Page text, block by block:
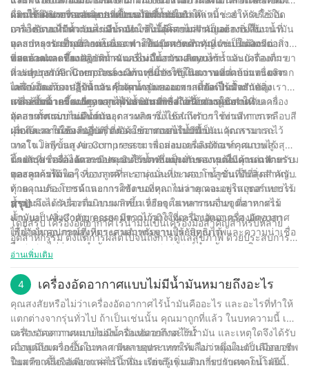
ดื่ม การผลิตยา และอุตสาหกรรมอิเล็กทรอนิกส์
แทนน้ำมัน การออกแบบที่เป็นนวัตกรรมใหม่เหล่านี้ช่วยให้เครื่องอัด
อากาศแบบไร้น้ำมันสามารถทำงานได้โดยไม่จำเป็นต้องเปลี่ยนน้ำมัน
และบำรุงรักษาอย่างต่อเนื่อง ทำให้ประหยัดต้นทุนและเป็นมิตรต่อสิ่ง
แวดล้อมมากขึ้น
ผลิตได้จึงปราศจากสิ่งปนเปื้อนจากน้ำมัน ทำให้เหมาะสำหรับใช้ใน
การใช้งานที่มีความละเอียดอ่อน สิ่งนี้มีความสำคัญอย่างยิ่งใน
อุตสาหกรรมที่คุณภาพของอากาศอัดมีความสำคัญ เช่น ในสถาน
พยาบาลและห้องปฏิบัติการ เครื่องอัดอากาศแบบไร้น้ำมันยังต้องการ
การบำรุงรักษาน้อยกว่าและมีต้นทุนการดำเนินงานที่ต่ำกว่า เนื่องจาก
ไม่จำเป็นต้องเปลี่ยนและกำจัดน้ำมัน นอกจากนี้ยังเป็นมิตรกับสิ่ง
แวดล้อมมากขึ้นเนื่องจากไม่ปล่อยมลพิษจากน้ำมันสู่อากาศ
การใช้งานเครื่องอัดอากาศแบบไม่มีน้ำมัน
เครื่องอัดอากาศแบบไม่มีน้ำมันใช้ในอุตสาหกรรมและการใช้งานที่
หลากหลาย เป็นที่นิยมโดยเฉพาะในอุตสาหกรรมที่จำเป็นต้องมีอากาศ
ที่สะอาดและปราศจากน้ำมัน เช่น ในการผลิตอาหารและเครื่องดื่ม ยา
และอุปกรณ์อิเล็กทรอนิกส์ นอกจากนี้ยังใช้ในสภาพแวดล้อมทางการ
แพทย์และห้องปฏิบัติการ ซึ่งคุณภาพของอากาศอัดเป็นสิ่งสำคัญ
นอกจากนี้ เครื่องอัดอากาศไร้น้ำมันกำลังได้รับความนิยมใน
อุตสาหกรรมยานยนต์และการผลิต ซึ่งใช้สำหรับการพ่นสี การเคลือบสี
ฝุ่น และการใช้งานอื่นๆ ที่ต้องใช้อากาศไร้น้ำมัน
ขอแนะนำเครื่องอัดอากาศแบบไม่มีน้ำมัน Jinyuan
ที่ Jinyuan Air Compressor เราเชี่ยวชาญในการออกแบบและผลิต
เครื่องอัดอากาศไร้น้ำมันคุณภาพสูง คอมเพรสเซอร์ไร้น้ำมันของเรา
สร้างขึ้นด้วยมาตรฐานสูงสุดและเหมาะสำหรับการใช้งานที่หลาก
หลาย ตั้งแต่การผลิตทางอุตสาหกรรมไปจนถึงการใช้งานทางการ
แพทย์และในห้องปฏิบัติการ ด้วยการออกแบบที่เป็นนวัตกรรมและ
เทคโนโลยีขั้นสูงของเรา เราสามารถมอบเครื่องอัดอากาศแบบไร้
น้ำมันที่เชื่อถือได้และมีประสิทธิภาพซึ่งตรงกับความต้องการเฉพาะ
ของลูกค้าได้
เครื่องอัดอากาศ Jinyuan: พันธมิตรที่เชื่อถือได้ของคุณสำหรับเครื่อง
อัดอากาศแบบไม่มีน้ำมัน
เมื่อถึงเวลาต้องเลือกเครื่องอัดอากาศแบบไม่มีน้ำมัน คุณสามารถไว้
วางใจ Jinyuan Air Compressor เพื่อส่งมอบผลิตภัณฑ์คุณภาพสูงสุดที่
ตรงกับความต้องการของคุณ ด้วยความมุ่งมั่นของเราในด้านนวัตกรรม
และความพึงพอใจของลูกค้า เรามุ่งมั่นที่จะมอบโซลูชั่นที่ดีที่สุดสำหรับ
ทุกความต้องการด้านอากาศอัดของคุณ ไม่ว่าคุณจะอยู่ในอุตสาหกรรม
อาหารและเครื่องดื่ม การผลิตยา หรืออุตสาหกรรมอื่นๆ ที่อากาศไร้
น้ำมันเป็นสิ่งสำคัญ คุณสามารถไว้วางใจเครื่องอัดอากาศ Jinyuan
เพื่อจัดหาอุปกรณ์ที่เหมาะสมสำหรับงานให้กับคุณได้
โดยสรุป เครื่องอัดอากาศแบบไร้น้ำมันเป็นการลงทุนที่มีคุณค่าสำหรับ
อุตสาหกรรมใดๆ ที่อากาศที่สะอาดและปราศจากน้ำมันเป็นสิ่งสำคัญ
ด้วยคุณประโยชน์และการใช้งานที่หลากหลาย คอมเพรสเซอร์แบบไร้
น้ำมันจึงได้รับความนิยมมากขึ้นเรื่อยๆ ในหลากหลายอุตสาหกรรม
Jinyuan Air Compressor มีความภูมิใจที่จะนำเสนอเครื่องอัดอากาศ
ไร้น้ำมันคุณภาพสูงที่ตรงตามมาตรฐานประสิทธิภาพและความน่าเชื่อ
ถือสูงสุด ไม่ว่าคุณกำลังมองหาคอมเพรสเซอร์สำหรับการผลิตทาง
อุตสาหกรรมหรือการใช้งานเฉพาะด้าน เรามีโซลูชันที่เหมาะสม
สำหรับคุณ วางใจ Jinyuan Air Compressor ให้เป็นคู่ของคุณสำหรับ
ทุกความต้องการเครื่องอัดอากาศแบบไม่มีน้ำมัน
สรุป
โดยสรุป เครื่องอัดอากาศไร้น้ำมันเป็นเครื่องมือสำคัญสำหรับหลาย
อุตสาหกรรม ตั้งแต่การผลิตไปจนถึงการดูแลสุขภาพ ด้วยประสบการณ์
30 ปีในอุตสาหกรรมนี้ เราเข้าใจถึงความสำคัญของอุปกรณ์ที่เชื่อถือ
เพียงแต่ปรับปรุงคุณภาพอากาศเท่านั้น แต่ยังช่วยลดต้นทุนการบำรุง
รักษาและการหยุดทำงานอีกด้วย ในขณะที่เราสร้างสรรค์และปรับปรุง
ผลิตภัณฑ์ของเราอย่างต่อเนื่อง เรามุ่งมั่นที่จะมอบโซลูชั่นที่ดีที่สุด
สำหรับความต้องการด้านเครื่องอัดอากาศให้กับลูกค้าของเรา ขอ
ขอบคุณที่ร่วมเดินทางกับเรา และเราหวังว่าจะได้ให้บริการคุณไปอีก
หลายปีต่อจากนี้
อ่านเพิ่มเติม
4 เครื่องอัดอากาศแบบไม่มีน้ำมันหมายถึงอะไร
คุณสงสัยหรือไม่ว่าเครื่องอัดอากาศไร้น้ำมันคืออะไร และอะไรที่ทำให้
แตกต่างจากรุ่นทั่วไป ถ้าเป็นเช่นนั้น คุณมาถูกที่แล้ว ในบทความนี้ เรา
จะสำรวจความหมายของเครื่องอัดอากาศไร้น้ำมัน และเหตุใดจึงได้รับ
ความนิยมมากขึ้นในหลากหลายอุตสาหกรรม ไม่ว่าคุณจะเป็นมืออาชีพ
ในสาขานี้หรือเพียงแค่สนใจที่จะเรียนรู้เพิ่มเติมเกี่ยวกับเทคโนโลยีนี้
เครื่องอัดอากาศแบบไม่มีน้ำมันหมายถึงอะไร?
เมื่อพูดถึงเครื่องอัดอากาศ มีหลายประเภทให้เลือก หนึ่งในตัวเลือกยอด
นิยมคือเครื่องอัดอากาศไร้น้ำมัน แต่จริงๆ แล้วการปราศจากน้ำมัน